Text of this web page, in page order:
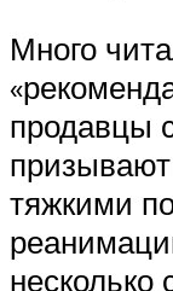
Много
продавцы
призывают
тяжкими
несколько